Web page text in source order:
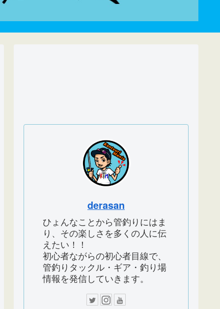
derasan
ひょんなことから管釣りにはま
り、その楽しさを多くの人に伝
えたい！！
初心者ながらの初心者目線で、
管釣りタックル・ギア・釣り場
情報を発信していきます。